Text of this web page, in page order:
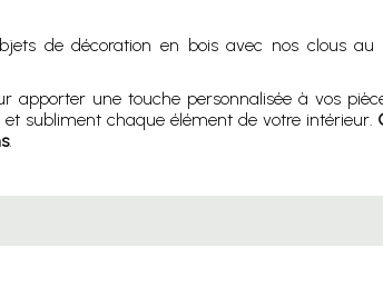
de décoration en bois avec nos clous
apporter une touche personnalisée à vos
subliment chaque élément de votre intérieur.
.